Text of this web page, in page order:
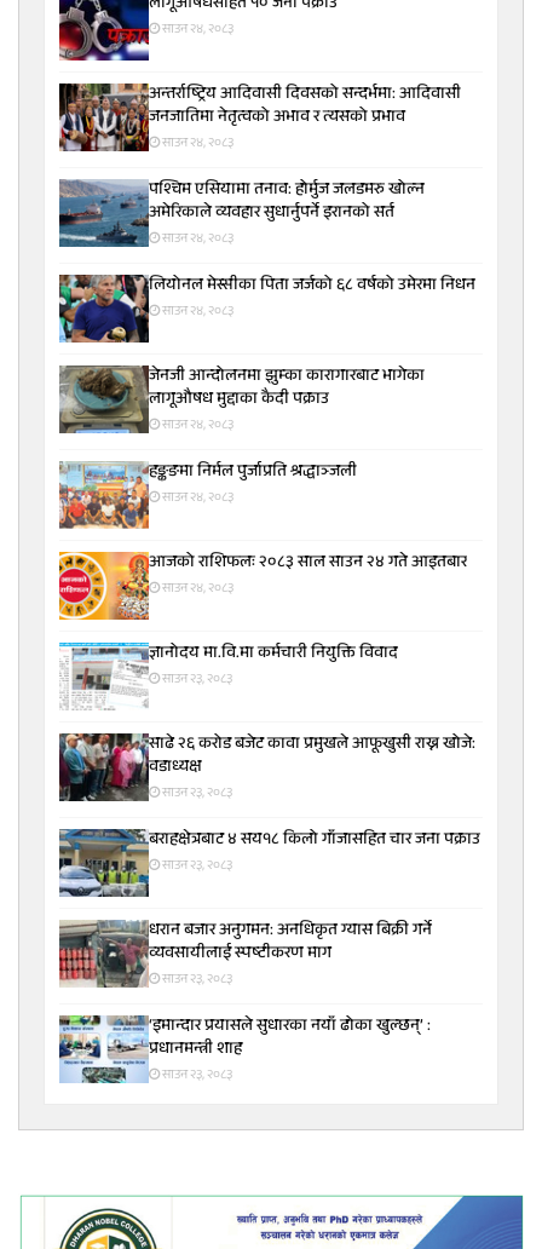
साउन २४, २०८३
अन्तर्राष्ट्रिय आदिवासी दिवसको सन्दर्भमा: आदिवासी
जनजातिमा नेतृत्वको अभाव र त्यसको प्रभाव
साउन २४, २०८३
पश्चिम एसियामा तनाव: होर्मुज जलडमरु खोल्न
अमेरिकाले व्यवहार सुधार्नुपर्ने इरानको सर्त
साउन २४, २०८३
लियोनल मेस्सीका पिता जर्जको ६८ वर्षको उमेरमा निधन
साउन २४, २०८३
जेनजी आन्दोलनमा झुम्का कारागारबाट भागेका
लागूऔषध मुद्दाका कैदी पक्राउ
साउन २४, २०८३
हङ्कङमा निर्मल पुर्जाप्रति श्रद्धाञ्जली
साउन २४, २०८३
आजको राशिफलः २०८३ साल साउन २४ गते आइतबार
साउन २४, २०८३
ज्ञानोदय मा.वि.मा कर्मचारी नियुक्ति विवाद
साउन २३, २०८३
साढे २६ करोड बजेट कावा प्रमुखले आफूखुसी राख्न खोजे:
वडाध्यक्ष
साउन २३, २०८३
बराहक्षेत्रबाट ४ सय१८ किलो गाँजासहित चार जना पक्राउ
साउन २३, २०८३
धरान बजार अनुगमन: अनधिकृत ग्यास बिक्री गर्ने
व्यवसायीलाई स्पष्टीकरण माग
साउन २३, २०८३
‘इमान्दार प्रयासले सुधारका नयाँ ढोका खुल्छन्’ :
प्रधानमन्त्री शाह
साउन २३, २०८३